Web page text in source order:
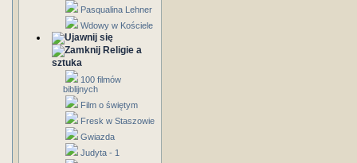
Pasqualina Lehner
Wdowy w Kościele
Religie a
sztuka
100 filmów
biblijnych
Film o świętym
Fresk w Staszowie
Gwiazda
Judyta - 1